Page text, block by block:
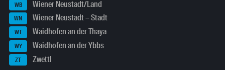
WB Wiener Neustadt/Land
WN Wiener Neustadt – Stadt
WT Waidhofen an der Thaya
WY Waidhofen an der Ybbs
ZT Zwettl